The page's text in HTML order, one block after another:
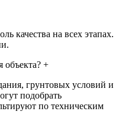
качества на всех этапах.
+
грунтовых условий и
подобрать
по техническим